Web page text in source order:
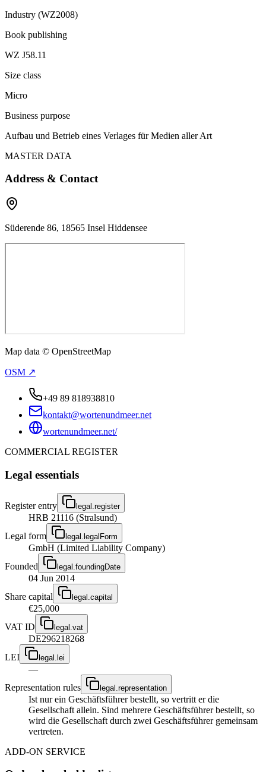
Industry (WZ2008)
Book publishing
WZ J58.11
Size class
Micro
Business purpose
Aufbau und Betrieb eines Verlages für Medien aller Art
MASTER DATA
Address & Contact
Süderende 86, 18565 Insel Hiddensee
Map data © OpenStreetMap
OSM ↗
+49 89 818938810
kontakt@wortenundmeer.net
wortenundmeer.net/
COMMERCIAL REGISTER
Legal essentials
Register entry legal.register
HRB 21116 (Stralsund)
Legal form
legal.legalForm
GmbH (Limited Liability Company)
Founded
legal.foundingDate
04 Jun 2014
Share capital
legal.capital
€25,000
VAT ID
legal.vat
DE296218268
LEI
legal.lei
—
Representation rules
legal.representation
Ist nur ein Geschäftsführer bestellt, so vertritt er die
Gesellschaft allein. Sind mehrere Geschäftsführer bestellt, so
wird die Gesellschaft durch zwei Geschäftsführer gemeinsam
vertreten.
ADD-ON SERVICE